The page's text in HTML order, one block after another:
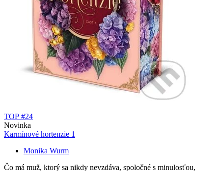
TOP #24
Novinka
Karmínové hortenzie 1
Monika Wurm
Čo má muž, ktorý sa nikdy nevzdáva, spoločné s minulosťou,